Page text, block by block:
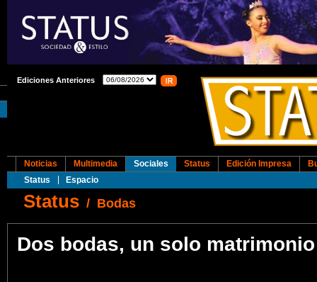
Ediciones Anteriores
Noticias Multimedia
Sociales
Status
Espacio
Status Edición Impresa
Status / Bodas
Dos bodas, un solo matrimonio